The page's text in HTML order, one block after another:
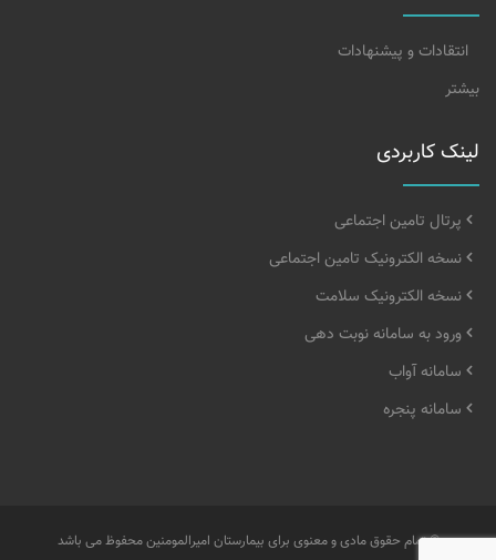
انتقادات و پیشنهادات
بیشتر
لینک کاربردی
پرتال تامین اجتماعی
نسخه الکترونیک تامین اجتماعی
نسخه الکترونیک سلامت
ورود به سامانه نوبت دهی
سامانه آواب
سامانه پنجره
© تمام حقوق مادی و معنوی برای بیمارستان امیرالمومنین محفوظ می باشد